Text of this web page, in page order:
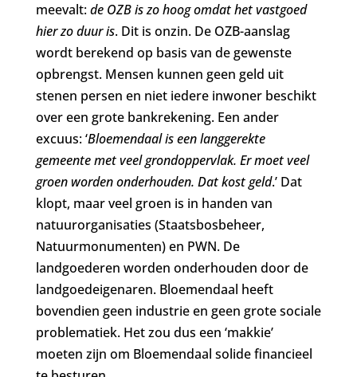
meevalt:de OZB is zo hoog omdat het vastgoed
hier zo duur is. Dit is onzin. De OZB-aanslag
wordt berekend op basis van de gewenste
opbrengst. Mensen kunnen geen geld uit
stenen persen en niet iedere inwoner beschikt
over een grote bankrekening. Een ander
excuus: ‘Bloemendaal is een langgerekte
gemeente met veel grondoppervlak. Er moet veel
groen worden onderhouden. Dat kost geld.’ Dat
klopt, maar veel groen is in handen van
natuurorganisaties (Staatsbosbeheer,
Natuurmonumenten) en PWN. De
landgoederen worden onderhouden door de
landgoedeigenaren. Bloemendaal heeft
bovendien geen industrie en geen grote sociale
problematiek. Het zou dus een ‘makkie’
moeten zijn om Bloemendaal solide financieel